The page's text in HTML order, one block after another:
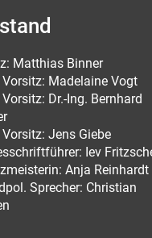
Matthias Binner
Madelaine Vogt
Dr.-Ing. Bernhard
Jens Giebe
Iev
Anja Reinhardt
Sprecher: Christian